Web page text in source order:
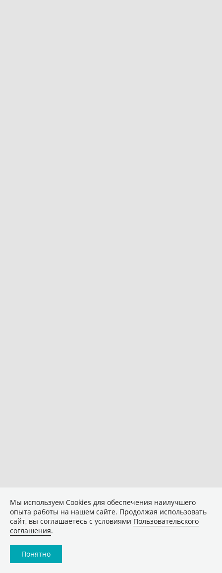
Мы используем Сookies для обеспечения наилучшего
опыта работы на нашем сайте. Продолжая использовать
сайт, вы соглашаетесь с условиями Пользовательского
соглашения.
Понятно